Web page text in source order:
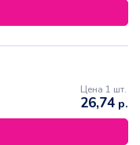
Цена 1 шт.
26,74 р.